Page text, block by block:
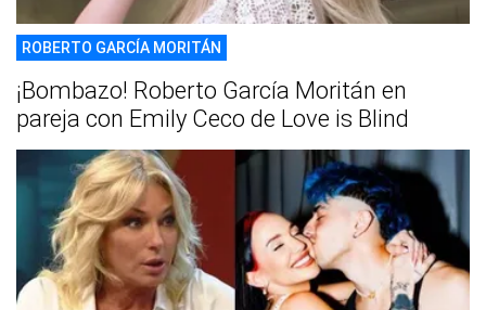
ROBERTO GARCÍA MORITÁN
¡Bombazo! Roberto García Moritán en
pareja con Emily Ceco de Love is Blind